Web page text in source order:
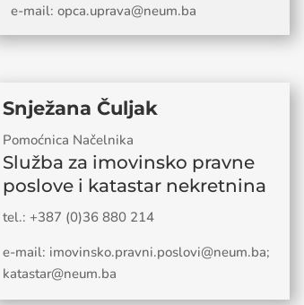
e-mail: opca.uprava@neum.ba
Snježana Čuljak
Pomoćnica Načelnika
Služba za imovinsko pravne
poslove i katastar nekretnina
tel.: +387 (0)36 880 214
e-mail: imovinsko.pravni.poslovi@neum.ba;
katastar@neum.ba